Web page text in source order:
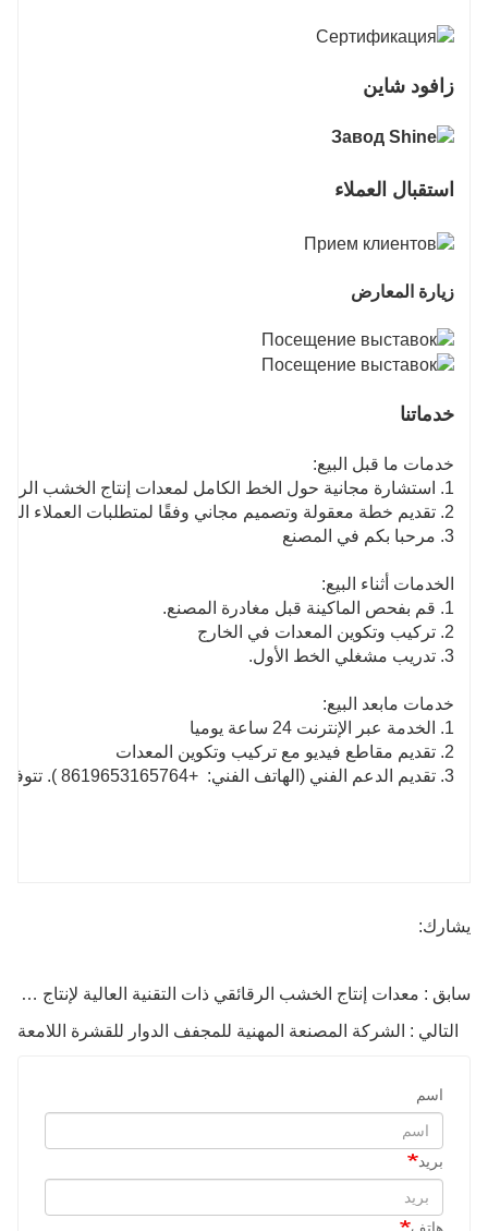
زافود شاين
استقبال العملاء
زيارة المعارض
خدماتنا
خدمات ما قبل البيع:
1. استشارة مجانية حول الخط الكامل لمعدات إنتاج الخشب الرقائقي
2. تقديم خطة معقولة وتصميم مجاني وفقًا لمتطلبات العملاء الخاصة للمساعدة في اختيار المعدات.
3. مرحبا بكم في المصنع
الخدمات أثناء البيع:
1. قم بفحص الماكينة قبل مغادرة المصنع.
2. تركيب وتكوين المعدات في الخارج
3. تدريب مشغلي الخط الأول.
خدمات مابعد البيع:
1. الخدمة عبر الإنترنت 24 ساعة يوميا
2. تقديم مقاطع فيديو مع تركيب وتكوين المعدات
3. تقديم الدعم الفني (الهاتف الفني:
+8619653165764 ). تتوفر
يشارك:
سابق : معدات إنتاج الخشب الرقائقي ذات التقنية العالية لإنتاج الخشب الرقائقي
التالي : الشركة المصنعة المهنية للمجفف الدوار للقشرة اللامعة
اسم
بريد